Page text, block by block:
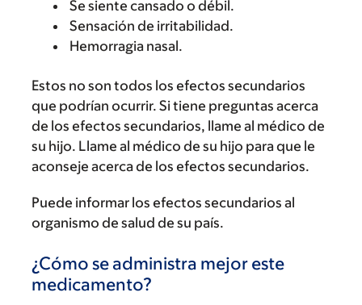
Se siente cansado o débil.
Sensación de irritabilidad.
Hemorragia nasal.
Estos no son todos los efectos secundarios
que podrían ocurrir. Si tiene preguntas acerca
de los efectos secundarios, llame al médico de
su hijo. Llame al médico de su hijo para que le
aconseje acerca de los efectos secundarios.
Puede informar los efectos secundarios al
organismo de salud de su país.
¿Cómo se administra mejor este
medicamento?